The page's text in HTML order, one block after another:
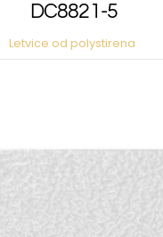
DC8821-5
Letvice od polystirena